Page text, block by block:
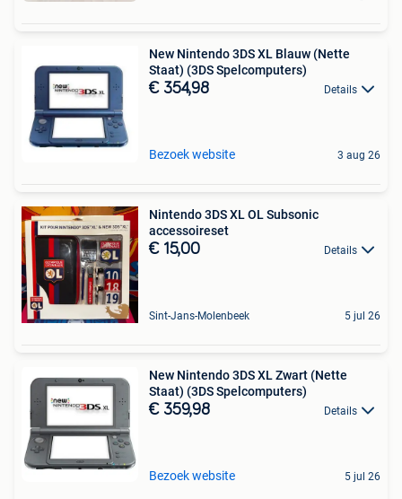
New Nintendo 3DS XL Blauw (Nette
Staat) (3DS Spelcomputers)
€ 354,98 Details
Bezoek website 3 aug 26
Nintendo 3DS XL OL Subsonic
accessoireset
€ 15,00 Details
Sint-Jans-Molenbeek 5 jul 26
New Nintendo 3DS XL Zwart (Nette
Staat) (3DS Spelcomputers)
€ 359,98 Details
Bezoek website 5 jul 26